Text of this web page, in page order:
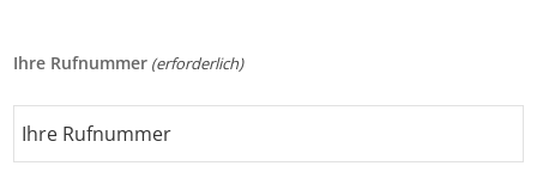
Ihre Rufnummer (erforderlich)